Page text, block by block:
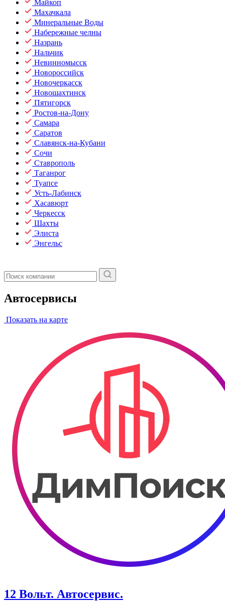
Майкоп
Махачкала
Минеральные Воды
Набережные челны
Назрань
Нальчик
Невинномысск
Новороссийск
Новочеркасск
Новошахтинск
Пятигорск
Ростов-на-Дону
Самара
Саратов
Славянск-на-Кубани
Сочи
Ставрополь
Таганрог
Туапсе
Усть-Лабинск
Хасавюрт
Черкесск
Шахты
Элиста
Энгельс
Автосервисы
Показать на карте
12 Вольт. Автосервис.